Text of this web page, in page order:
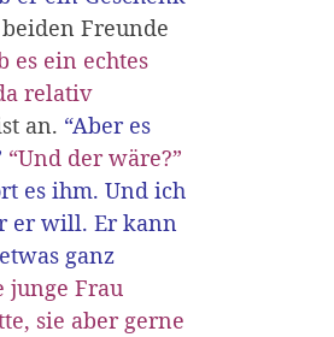
Freunde
es ein echtes
relativ
an. “Aber es
“Und der wäre?”
es ihm. Und ich
er will. Er kann
ganz
junge Frau
sie aber gerne